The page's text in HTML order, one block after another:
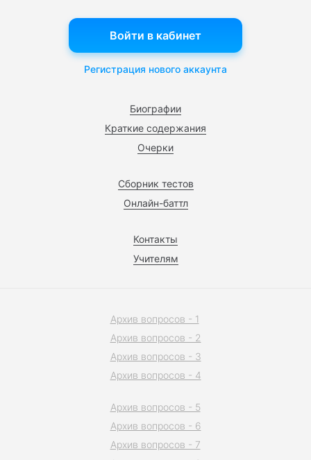
Биографии
Краткие содержания
Очерки
Сборник тестов
Онлайн-баттл
Контакты
Учителям
Войти в кабинет
Регистрация нового аккаунта
Архив вопросов - 1
Архив вопросов - 2
Архив вопросов - 3
Архив вопросов - 4
Архив вопросов - 5
Архив вопросов - 6
Архив вопросов - 7